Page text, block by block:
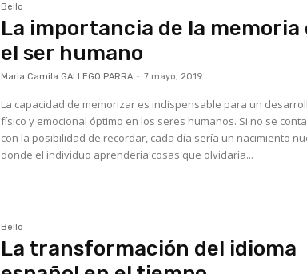
Bello
La importancia de la memoria
el ser humano
Maria Camila GALLEGO PARRA - 7 mayo, 2019
La capacidad de memorizar es indispensable para un
físico y emocional óptimo en los seres humanos. Si no se
con la posibilidad de recordar, cada día sería un nacimiento
donde el individuo aprendería cosas que olvidaría...
Bello
La transformación del idioma